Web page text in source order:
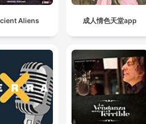
Aliens 成人情色天堂app